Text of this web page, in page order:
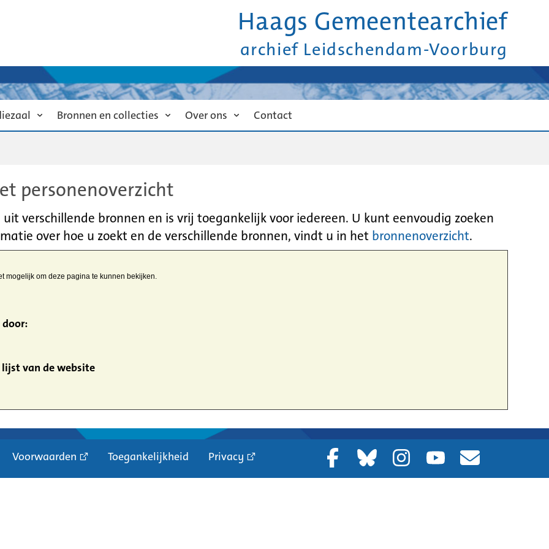
Haags Gemeentearchief
archief Leidschendam-Voorburg
Bronnen en collecties Over ons Contact
personenoverzicht
verschillende bronnen en is vrij toegankelijk voor iedereen. U kunt eenvoudig zoeken
over hoe u zoekt en de verschillende bronnen, vindt u in het bronnenoverzicht.
mogelijk om deze pagina te kunnen bekijken.
van de website
Voorwaarden Toegankelijkheid Privacy